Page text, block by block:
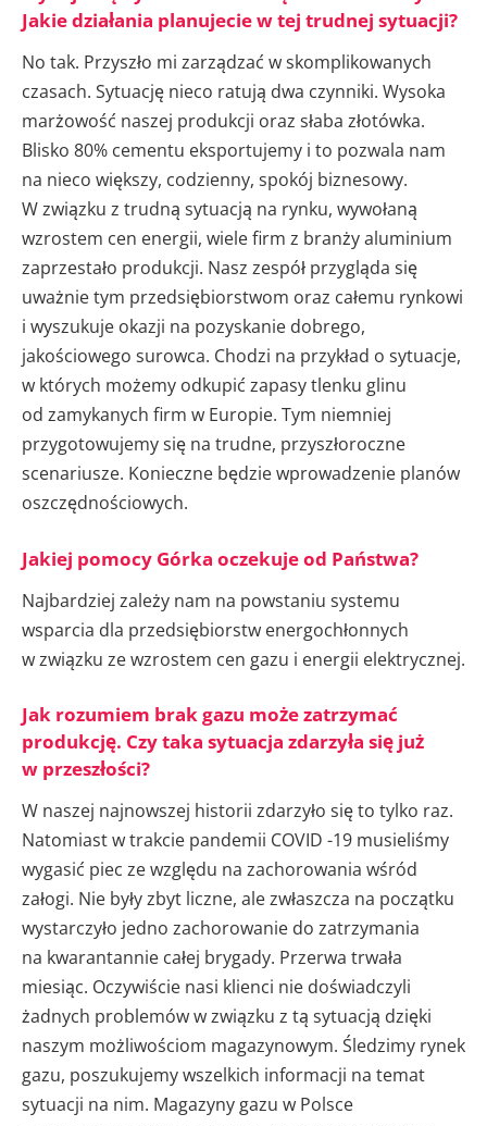
Jakie działania planujecie w tej trudnej sytuacji?
No tak. Przyszło mi zarządzać w skomplikowanych
czasach. Sytuację nieco ratują dwa czynniki. Wysoka
marżowość naszej produkcji oraz słaba złotówka.
Blisko 80% cementu eksportujemy i to pozwala nam
na nieco większy, codzienny, spokój biznesowy.
W związku z trudną sytuacją na rynku, wywołaną
wzrostem cen energii, wiele firm z branży aluminium
zaprzestało produkcji. Nasz zespół przygląda się
uważnie tym przedsiębiorstwom oraz całemu rynkowi
i wyszukuje okazji na pozyskanie dobrego,
jakościowego surowca. Chodzi na przykład o sytuacje,
w których możemy odkupić zapasy tlenku glinu
od zamykanych firm w Europie. Tym niemniej
przygotowujemy się na trudne, przyszłoroczne
scenariusze. Konieczne będzie wprowadzenie planów
oszczędnościowych.
Jakiej pomocy Górka oczekuje od Państwa?
Najbardziej zależy nam na powstaniu systemu
wsparcia dla przedsiębiorstw energochłonnych
w związku ze wzrostem cen gazu i energii elektrycznej.
Jak rozumiem brak gazu może zatrzymać
produkcję. Czy taka sytuacja zdarzyła się już
w przeszłości?
W naszej najnowszej historii zdarzyło się to tylko raz.
Natomiast w trakcie pandemii COVID -19 musieliśmy
wygasić piec ze względu na zachorowania wśród
załogi. Nie były zbyt liczne, ale zwłaszcza na początku
wystarczyło jedno zachorowanie do zatrzymania
na kwarantannie całej brygady. Przerwa trwała
miesiąc. Oczywiście nasi klienci nie doświadczyli
żadnych problemów w związku z tą sytuacją dzięki
naszym możliwościom magazynowym. Śledzimy rynek
gazu, poszukujemy wszelkich informacji na temat
sytuacji na nim. Magazyny gazu w Polsce